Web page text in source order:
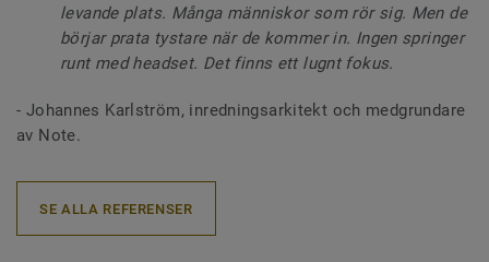
levande plats. Många människor som rör sig. Men de
börjar prata tystare när de kommer in. Ingen springer
runt med headset. Det finns ett lugnt fokus.
- Johannes Karlström, inredningsarkitekt och medgrundare
av Note.
SE ALLA REFERENSER